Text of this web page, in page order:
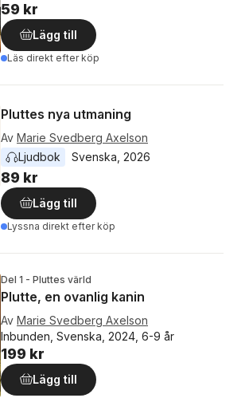
59 kr
Lägg till
Läs direkt efter köp
Pluttes nya utmaning
Av Marie Svedberg Axelson
Ljudbok
Svenska 2026
89 kr
Lägg till
Lyssna direkt efter köp
Del 1 - Pluttes värld
Plutte, en ovanlig kanin
Av Marie Svedberg Axelson
Inbunden, Svenska, 2024, 6-9 år
199 kr
Lägg till